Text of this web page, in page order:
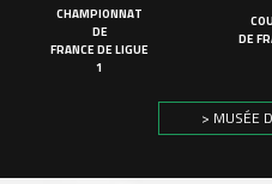
CHAMPIONNAT
DE
FRANCE DE LIGUE
1
DE
> MUSÉE